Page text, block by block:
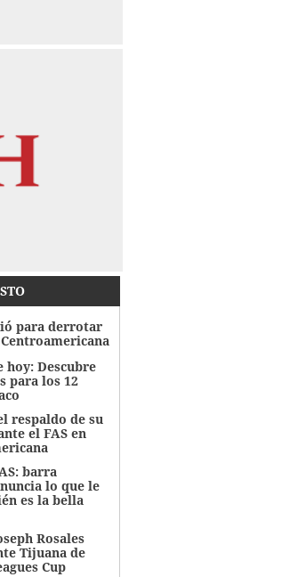
para derrotar
hoy: Descubre
para los 12
respaldo de su
el FAS en
barra
lo que le
es la bella
Rosales
Tijuana de
Cup